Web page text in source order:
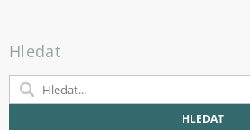
Hledat